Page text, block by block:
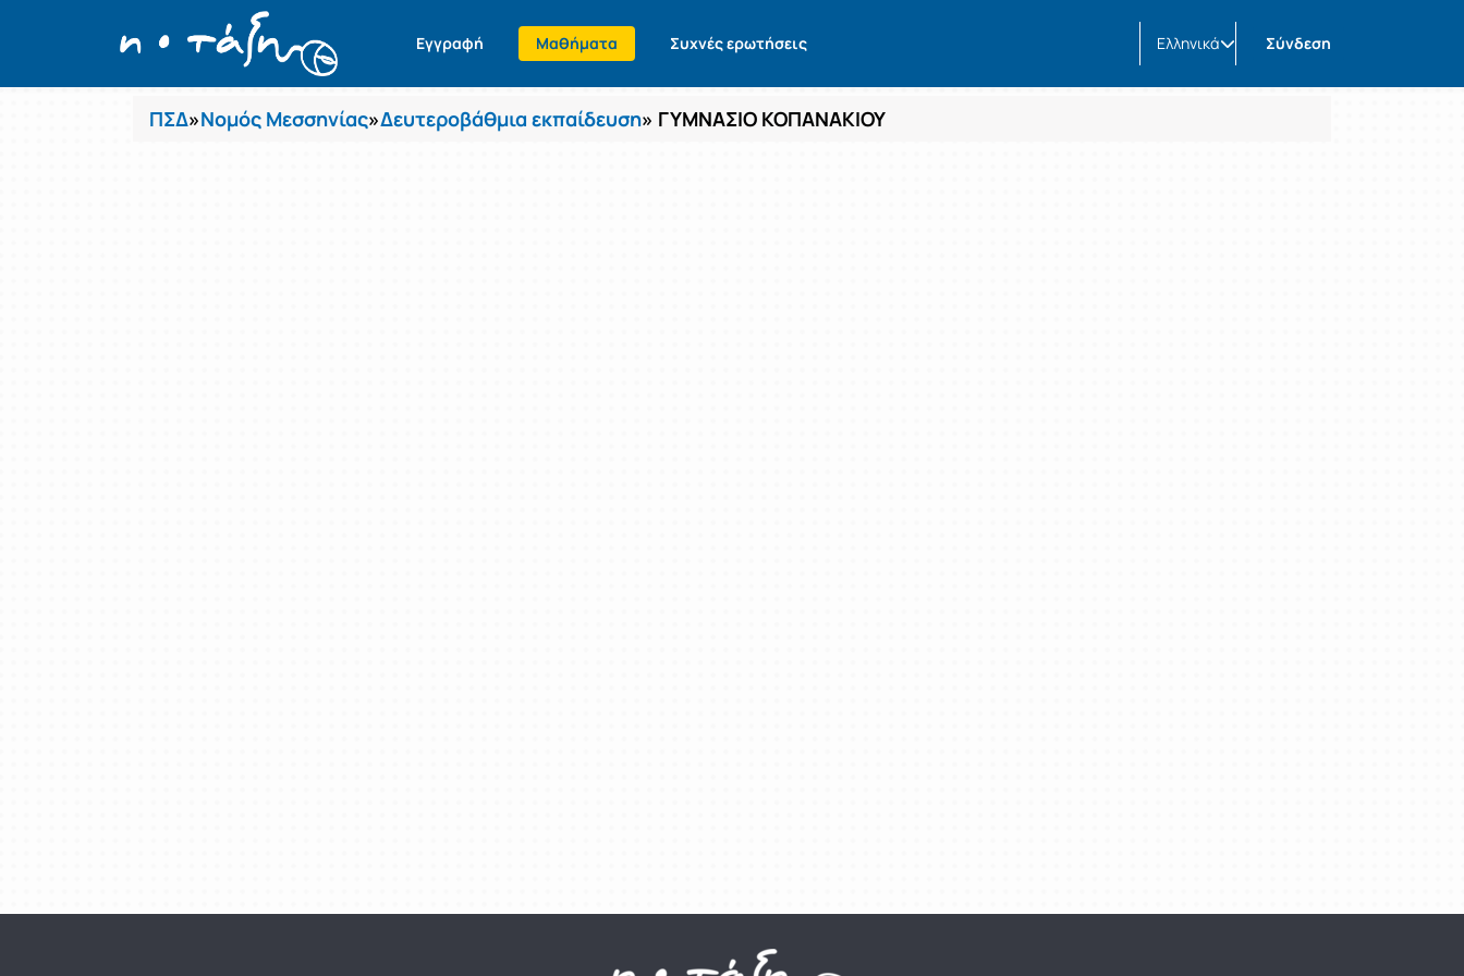
Εγγραφή Μαθήματα Συχνές ερωτήσεις Ελληνικά Σύνδεση
Μαθήματα
ΠΣΔ»Νομός Μεσσηνίας»Δευτεροβάθμια εκπαίδευση» ΓΥΜΝΑΣΙΟ ΚΟΠΑΝΑΚΙΟΥ